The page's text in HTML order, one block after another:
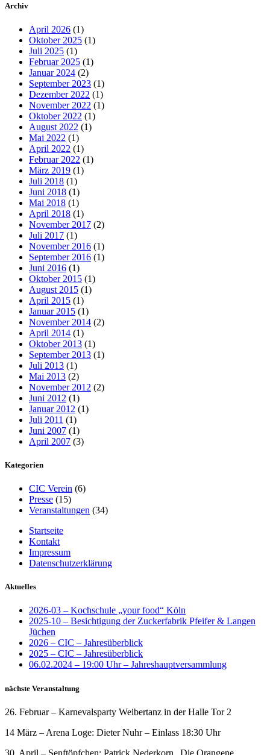
Archiv
April 2026 (1)
Oktober 2025 (1)
Juli 2025 (1)
Februar 2025 (1)
Januar 2024 (2)
September 2023 (1)
Dezember 2022 (1)
November 2022 (1)
Oktober 2022 (1)
August 2022 (1)
Mai 2022 (1)
April 2022 (1)
Februar 2022 (1)
März 2019 (1)
Juli 2018 (1)
Juni 2018 (1)
Mai 2018 (1)
April 2018 (1)
November 2017 (2)
Juli 2017 (1)
November 2016 (1)
September 2016 (1)
Juni 2016 (1)
Oktober 2015 (1)
August 2015 (1)
April 2015 (1)
Januar 2015 (1)
November 2014 (2)
April 2014 (1)
Oktober 2013 (1)
September 2013 (1)
Juli 2013 (1)
Mai 2013 (2)
November 2012 (2)
Juni 2012 (1)
Januar 2012 (1)
Juli 2011 (1)
Juni 2007 (1)
April 2007 (3)
Kategorien
CIC Verein (6)
Presse (15)
Veranstaltungen (34)
Startseite
Kontakt
Impressum
Datenschutzerklärung
Aktuelles
2026-03 – Kochschule „your food“ Köln
2025-10 – Besichtigung der Zuckerfabrik Pfeifer & Langen
Jüchen
2026 – CIC – Jahresüberblick
2025 – CIC – Jahresüberblick
06.02.2024 – 19:00 Uhr – Jahreshauptversammlung
nächste Veranstaltung
26. Februar – Karnevalsparty Weibertanz in der Halle Tor 2
14 März – Arena Loge: Dieter Nuhr – Einlass 18:30 Uhr
30. April – Senftöpfchen: Patrick Nederkorn „Die Orangene